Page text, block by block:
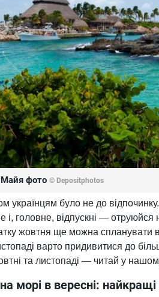
Майя фото © Depositphotos
українцям було не до
і, головне, відпускні —
жовтня ще можна спланувати
варто придивитися до
та листопаді — читай у
морі в вересні: